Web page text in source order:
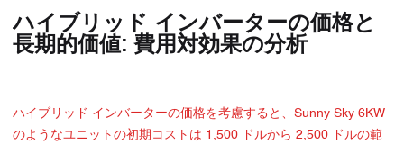
ハイブリッド インバーターの価格と
長期的価値: 費用対効果の分析
ハイブリッド インバーターの価格を考慮すると、Sunny Sky 6KW
のようなユニットの初期コストは 1,500 ドルから 2,500 ドルの範